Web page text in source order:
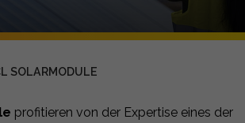
SOLARMODULE
profitieren von der Expertise eines der